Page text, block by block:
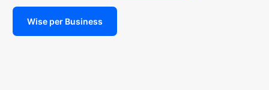
Wise per Business